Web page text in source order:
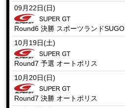
09月22日(日)
Round6 決勝 スポーツランドSUGO
10月19日(土)
Round7 予選 オートポリス
10月20日(日)
Round7 決勝 オートポリス